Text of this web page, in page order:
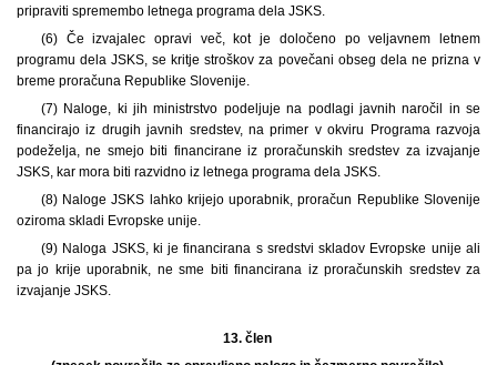
pripraviti spremembo letnega programa dela JSKS.
(6) Če izvajalec opravi več, kot je določeno po veljavnem letnem
programu dela JSKS, se kritje stroškov za povečani obseg dela ne prizna v
breme proračuna Republike Slovenije.
(7) Naloge, ki jih ministrstvo podeljuje na podlagi javnih naročil in se
financirajo iz drugih javnih sredstev, na primer v okviru Programa razvoja
podeželja, ne smejo biti financirane iz proračunskih sredstev za izvajanje
JSKS, kar mora biti razvidno iz letnega programa dela JSKS.
(8) Naloge JSKS lahko krijejo uporabnik, proračun Republike Slovenije
oziroma skladi Evropske unije.
(9) Naloga JSKS, ki je financirana s sredstvi skladov Evropske unije ali
pa jo krije uporabnik, ne sme biti financirana iz proračunskih sredstev za
izvajanje JSKS.
13. člen